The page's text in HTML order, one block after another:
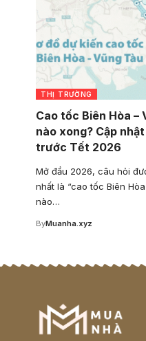
THỊ TRƯỜNG
Cao tốc Biên Hòa –
nào xong? Cập
trước Tết 2026
Mở đầu 2026, câu hỏi
nhất là “cao tốc Biên
nào…
ByMuanha.xyz